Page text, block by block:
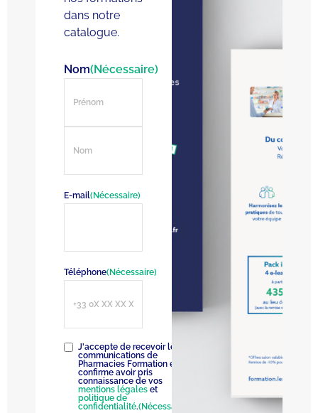
dans notre
catalogue.
Nom(Nécessaire)
E-mail(Nécessaire)
Téléphone(Nécessaire)
RGPD(Nécessaire)
J'accepte de recevoir les
communications de
Pharmacies Formation et
confirme avoir pris
connaissance de vos
mentions légales et
politique de
confidentialité.(Nécessaire)